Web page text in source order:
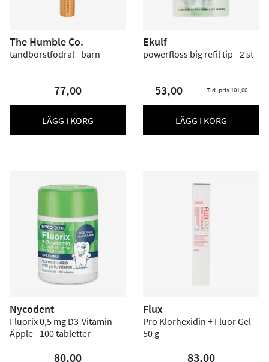
The Humble Co.
tandborstfodral - barn
77,00
LÄGG I KORG
Ekulf
powerfloss big refil tip - 2 st
53,00 Tid. pris 101,00
LÄGG I KORG
Nycodent
Fluorix 0,5 mg D3-Vitamin
Äpple - 100 tabletter
80,00
Flux
Pro Klorhexidin + Fluor Gel -
50 g
83,00